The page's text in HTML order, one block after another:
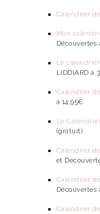
Calendrier
Mon
Découvertes
Le
LIDDIARD à
Calendrier
à 14,95€
Le
(gratuit)
Calendrier
et
Calendrier
Découvertes
Calendrier